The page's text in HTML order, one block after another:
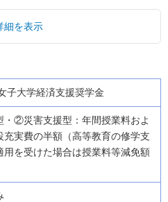
細を表示
子大学経済支援奨学金
②災害支援型：年間授業料およ
充実費の半額（高等教育の修学支
用を受けた場合は授業料等減免額